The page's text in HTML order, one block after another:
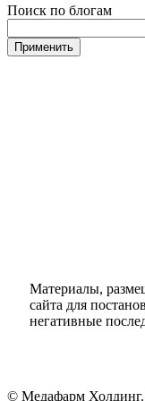
Поиск по блогам
Материалы,
сайта для
негативные
© Медафарм Холдинг.